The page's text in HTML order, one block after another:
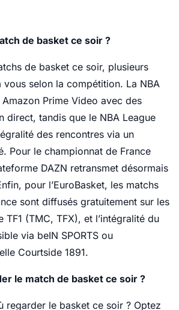
de basket ce soir ?
de basket ce soir, plusieurs
vous selon la compétition. La NBA
Prime Video avec des
direct, tandis que le NBA League
des rencontres via un
Pour le championnat de France
DAZN retransmet désormais
pour l’EuroBasket, les matchs
sont diffusés gratuitement sur les
TF1 (TMC, TFX), et l’intégralité du
via beIN SPORTS ou
Courtside 1891.
le match de basket ce soir ?
regarder le basket ce soir ? Optez